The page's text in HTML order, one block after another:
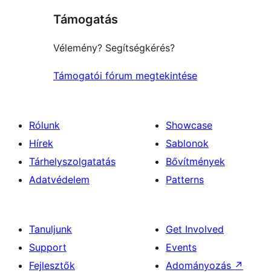
Támogatás
Vélemény? Segítségkérés?
Támogatói fórum megtekintése
Rólunk
Hírek
Tárhelyszolgatatás
Adatvédelem
Showcase
Sablonok
Bővítmények
Patterns
Tanuljunk
Support
Fejlesztők
Get Involved
Events
Adományozás ↗